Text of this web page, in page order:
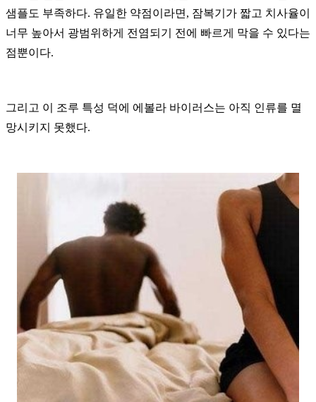
샘플도 부족하다. 유일한 약점이라면, 잠복기가 짧고 치사율이
너무 높아서 광범위하게 전염되기 전에 빠르게 막을 수 있다는
점뿐이다.
그리고 이 조루 특성 덕에 에볼라 바이러스는 아직 인류를 멸
망시키지 못했다.